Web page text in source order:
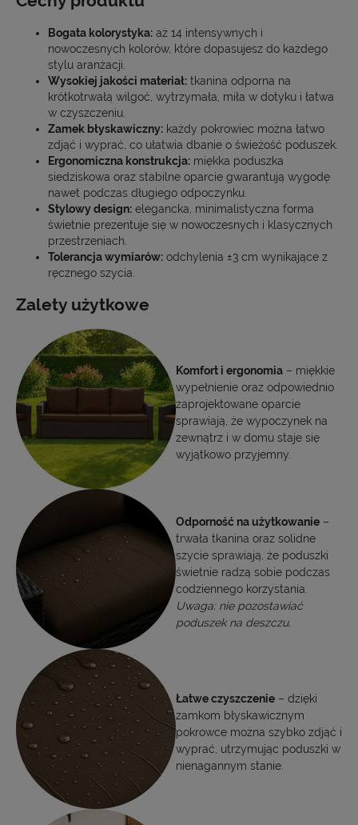
Bogata kolorystyka: aż 14 intensywnych i
nowoczesnych kolorów, które dopasujesz do każdego
stylu aranżacji.
Wysokiej jakości materiał: tkanina odporna na
krótkotrwałą wilgoć, wytrzymała, miła w dotyku i łatwa
w czyszczeniu.
Zamek błyskawiczny: każdy pokrowiec można łatwo
zdjąć i wyprać, co ułatwia dbanie o świeżość poduszek.
Ergonomiczna konstrukcja: miękka poduszka
siedziskowa oraz stabilne oparcie gwarantują wygodę
nawet podczas długiego odpoczynku.
Stylowy design: elegancka, minimalistyczna forma
świetnie prezentuje się w nowoczesnych i klasycznych
przestrzeniach.
Tolerancja wymiarów: odchylenia ±3 cm wynikające z
ręcznego szycia.
Zalety użytkowe
Komfort i ergonomia – miękkie
wypełnienie oraz odpowiednio
zaprojektowane oparcie
sprawiają, że wypoczynek na
zewnątrz i w domu staje się
wyjątkowo przyjemny.
Odporność na użytkowanie –
trwała tkanina oraz solidne
szycie sprawiają, że poduszki
świetnie radzą sobie podczas
codziennego korzystania.
Uwaga: nie pozostawiać
poduszek na deszczu.
Łatwe czyszczenie – dzięki
zamkom błyskawicznym
pokrowce można szybko zdjąć i
wyprać, utrzymując poduszki w
nienagannym stanie.